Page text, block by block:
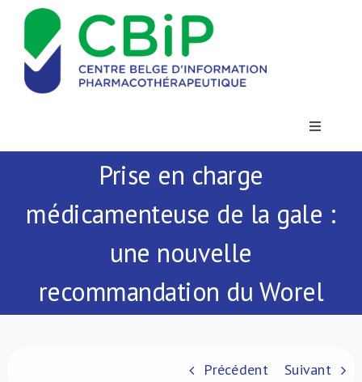
Passer
contenu
Toggle
Publications
Prise en charge
médicamenteuse de la gale :
une nouvelle
recommandation du Worel
Précédent Suivant